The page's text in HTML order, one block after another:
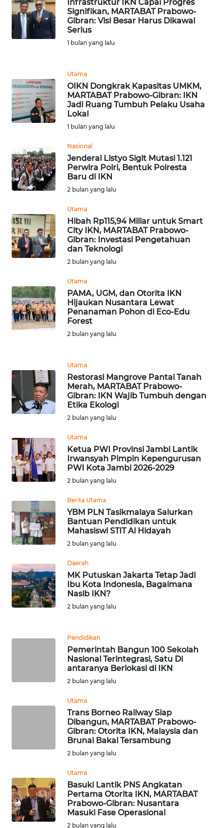
Infrastruktur IKN Capai Progres
Signifikan, MARTABAT Prabowo-
Gibran: Visi Besar Harus Dikawal
Serius
1 bulan yang lalu
Utama
OIKN Dongkrak Kapasitas UMKM,
MARTABAT Prabowo-Gibran: IKN
Jadi Ruang Tumbuh Pelaku Usaha
Lokal
1 bulan yang lalu
Nasional
Jenderal Listyo Sigit Mutasi 1.121
Perwira Polri, Bentuk Polresta
Baru di IKN
2 bulan yang lalu
Utama
Hibah Rp115,94 Miliar untuk Smart
City IKN, MARTABAT Prabowo-
Gibran: Investasi Pengetahuan
dan Teknologi
2 bulan yang lalu
Utama
PAMA, UGM, dan Otorita IKN
Hijaukan Nusantara Lewat
Penanaman Pohon di Eco-Edu
Forest
2 bulan yang lalu
Utama
Restorasi Mangrove Pantai Tanah
Merah, MARTABAT Prabowo-
Gibran: IKN Wajib Tumbuh dengan
Etika Ekologi
2 bulan yang lalu
Utama
Ketua PWI Provinsi Jambi Lantik
Irwansyah Pimpin Kepengurusan
PWI Kota Jambi 2026-2029
2 bulan yang lalu
Berita Utama
YBM PLN Tasikmalaya Salurkan
Bantuan Pendidikan untuk
Mahasiswi STIT Al Hidayah
2 bulan yang lalu
Daerah
MK Putuskan Jakarta Tetap Jadi
Ibu Kota Indonesia, Bagaimana
Nasib IKN?
2 bulan yang lalu
Pendidikan
Pemerintah Bangun 100 Sekolah
Nasional Terintegrasi, Satu Di
antaranya Berlokasi di IKN
2 bulan yang lalu
Utama
Trans Borneo Railway Siap
Dibangun, MARTABAT Prabowo-
Gibran: Otorita IKN, Malaysia dan
Brunai Bakal Tersambung
2 bulan yang lalu
Utama
Basuki Lantik PNS Angkatan
Pertama Otorita IKN, MARTABAT
Prabowo-Gibran: Nusantara
Masuki Fase Operasional
2 bulan yang lalu
WN
NTT
WN
PAPUA
WN
WN
RIAU
WN
JAMBI
WN
NTB
WN
SULBAR
WN
WN
SUMBAR
SUMSEL
WN
BENGKULU
LAMPUNG
WN
JATENG
WN
BALI
WN
KALBAR
WN
KALTENG